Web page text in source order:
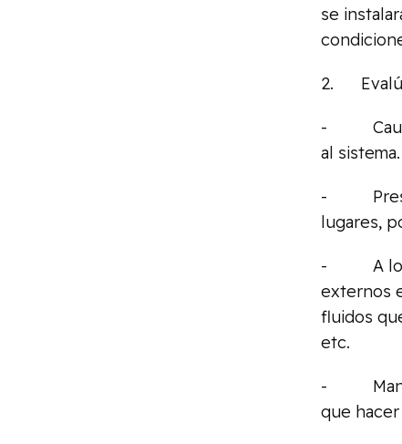
se
2.
- Caudal
al sistema.
- Presión
lugares,
- A lo
externos
fluidos
etc.
-
que